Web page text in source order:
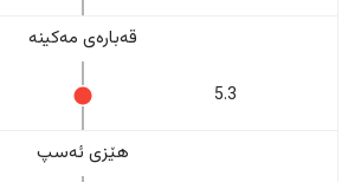
قەبارەی مەکینە
5.3
هێزی ئەسپ